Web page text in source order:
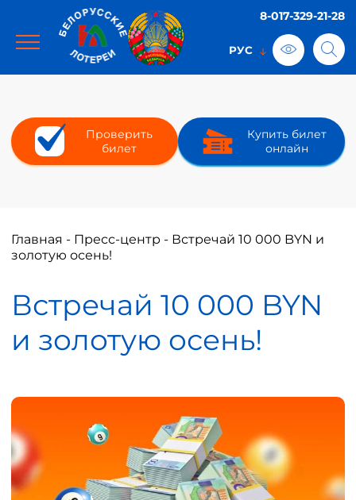
8-017-329-21-28
Проверить
билет
Купить билет
онлайн
Главная - Пресс-центр - Встречай 10 000 BYN и
золотую осень!
Встречай 10 000 BYN
и золотую осень!